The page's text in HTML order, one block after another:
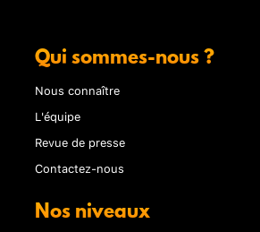
Qui sommes-nous ?
Nous connaître
L'équipe
Revue de presse
Contactez-nous
Nos niveaux